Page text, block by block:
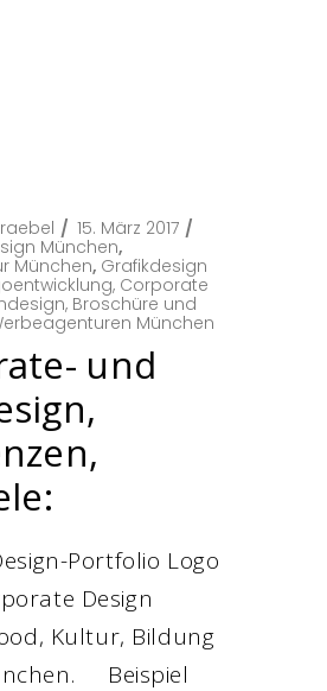
15. März 2017
München,
München, Grafikdesign
Corporate
Broschüre und
München
und
Portfolio Logo
Design
Kultur, Bildung
Beispiel